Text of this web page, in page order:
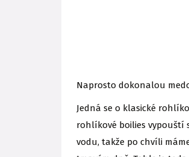
Naprosto dokonalou
Jedná se o klasické
rohlíkové boilies vypouští
vodu, takže po chvíli